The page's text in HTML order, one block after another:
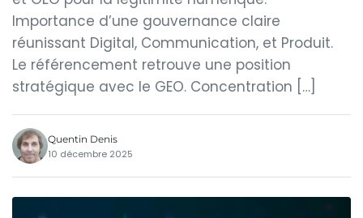
Importance d’une gouvernance claire
réunissant Digital, Communication, et Produit.
Le référencement retrouve une position
stratégique avec le GEO. Concentration […]
Quentin Denis
10 décembre 2025